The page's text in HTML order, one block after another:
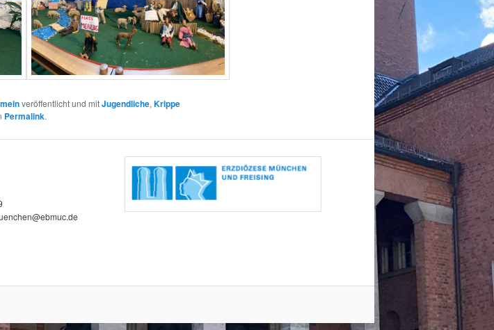
veröffentlicht und mitJugendliche, Krippe
Permalink.